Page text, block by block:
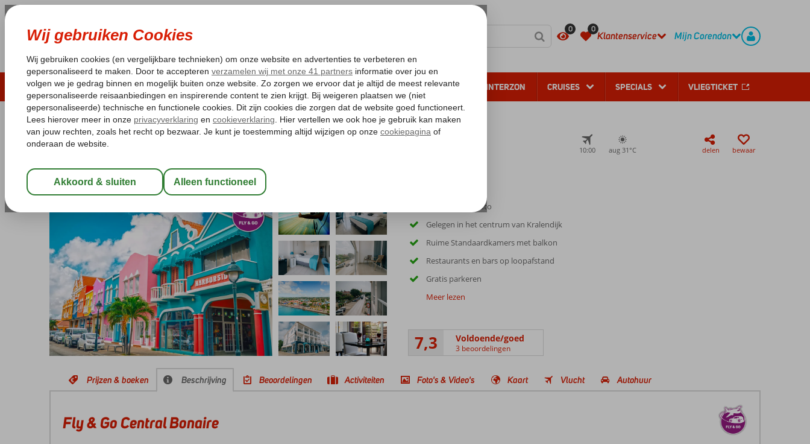
0 0
Klantenservice Mijn Corendon
LAST MINUTE ZOMER 2026 ZONVAKANTIE VERRE REIZEN ALL INCLUSIVE WINTERZON CRUISES SPECIALS VLIEGTICKET
Pakketgarantie Laagsteprijsgarantie* Gratis annuleren*
Home
Bonaire Kralendijk
Fly & Go Central Bonaire
Logies-Hotel
10:00 aug 31°C delen bewaar
Inclusief huurauto
Gelegen in het centrum van Kralendijk
Ruime Standaardkamers met balkon
Restaurants en bars op loopafstand
Gratis parkeren
Meer lezen
7,3 Voldoende/goed
3 beoordelingen
Prijzen & boeken Beschrijving Beoordelingen Activiteiten Foto's & Video's Kaart Vlucht Autohuur
Fly & Go Central Bonaire